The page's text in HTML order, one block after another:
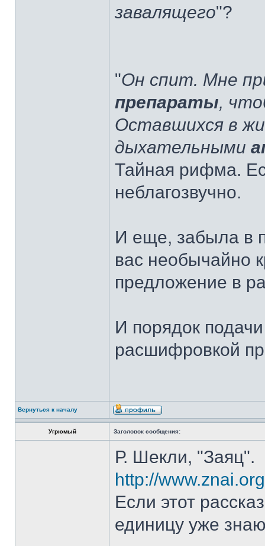
завалящего"?
"Он спит. Мне
препараты,
Оставшихся в
дыхательными
Тайная рифма.
неблагозвучно.
И еще, забыла в
вас необычайно
предложение в
И порядок
расшифровкой
Вернуться к началу
Угрюмый Заголовок сообщения:
Р. Шекли, "Заяц".
http://
Если этот
единицу уже